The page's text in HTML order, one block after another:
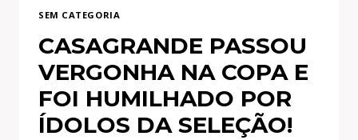
SEM CATEGORIA
CASAGRANDE PASSOU
VERGONHA NA COPA E
FOI HUMILHADO POR
ÍDOLOS DA SELEÇÃO!